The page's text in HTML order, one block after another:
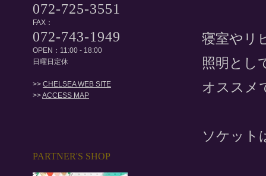
寝室やリ
照明とし
オススメ
ソケット
072-725-3551
FAX：
072-743-1949
OPEN：11:00 - 18:00
日曜日定休
>> CHELSEA WEB SITE
>>ACCESS MAP
PARTNER'S SHOP